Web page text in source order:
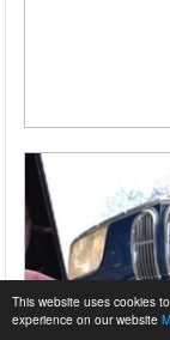
This website uses cookies
experience on our website